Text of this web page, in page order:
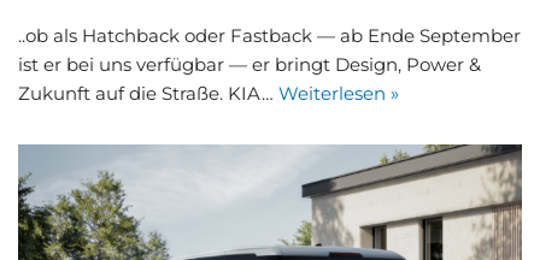
..ob als Hatch­back oder Fast­back — ab Ende Sep­tem­ber
ist er bei uns ver­füg­bar — er bringt Design, Power &
Zukunft auf die Stra­ße. KIA… Wei­ter­le­sen »